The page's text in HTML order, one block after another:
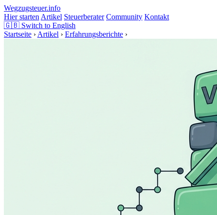
Wegzugsteuer.info
Hier starten Artikel Steuerberater Community Kontakt
🇬🇧 Switch to English
Startseite › Artikel › Erfahrungsberichte ›